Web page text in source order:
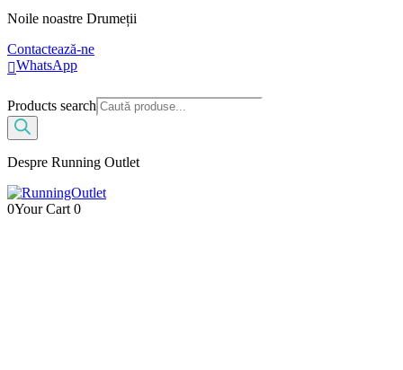
Noile noastre Drumeții
Contactează-ne
WhatsApp
Products search
Despre Running Outlet
0Your Cart 0